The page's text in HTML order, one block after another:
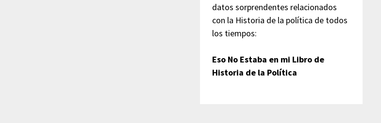
datos sorprendentes relacionados
con la Historia de la política de todos
los tiempos:
Eso No Estaba en mi Libro de
Historia de la Política